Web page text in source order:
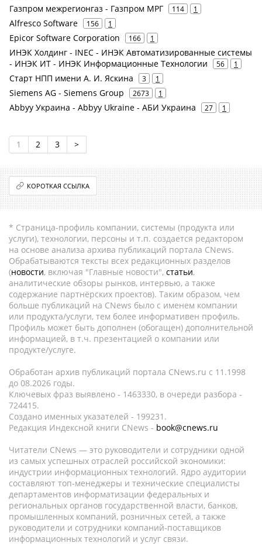
Газпром межрегионгаз - Газпром МРГ 114 1
Alfresco Software 156 1
Epicor Software Corporation 166 1
ИНЭК Холдинг - INEC - ИНЭК Автоматизированные системы
- ИНЭК ИТ - ИНЭК Информационные Технологии
56 1
Старт НПП имени А. И. Яскина 3 1
Siemens AG - Siemens Group 2673 1
Abbyy Украина - Abbyy Ukraine - АБИ Украина 27 1
1 2 3 >
КОРОТКАЯ ССЫЛКА
* Страница-профиль компании, системы (продукта или
услуги), технологии, персоны и т.п. создается редактором
на основе анализа архива публикаций портала CNews.
Обрабатываются тексты всех редакционных разделов
(новости, включая "Главные новости", статьи,
аналитические обзоры рынков, интервью, а также
содержание партнёрских проектов). Таким образом, чем
больше публикаций на CNews было с именем компании
или продукта/услуги, тем более информативен профиль.
Профиль может быть дополнен (обогащен) дополнительной
информацией, в т.ч. презентацией о компании или
продукте/услуге.
Обработан архив публикаций портала CNews.ru c 11.1998
до 08.2026 годы.
Ключевых фраз выявлено - 1463330, в очереди разбора -
724415.
Создано именных указателей - 199231.
Редакция Индексной книги CNews - book@cnews.ru
Читатели CNews — это руководители и сотрудники одной
из самых успешных отраслей российской экономики:
индустрии информационных технологий. Ядро аудитории
составляют топ-менеджеры и технические специалисты
департаментов информатизации федеральных и
региональных органов государственной власти, банков,
промышленных компаний, розничных сетей, а также
руководители и сотрудники компаний-поставщиков
информационных технологий и услуг связи.